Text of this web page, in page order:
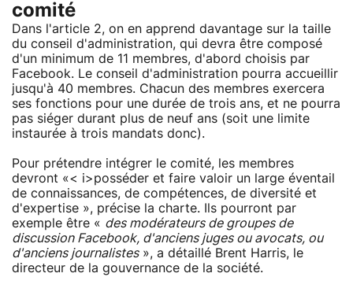
comité
Dans l'article 2, on en apprend davantage sur la taille
du conseil d'administration, qui devra être composé
d'un minimum de 11 membres, d'abord choisis par
Facebook. Le conseil d'administration pourra accueillir
jusqu'à 40 membres. Chacun des membres exercera
ses fonctions pour une durée de trois ans, et ne pourra
pas siéger durant plus de neuf ans (soit une limite
instaurée à trois mandats donc).
Pour prétendre intégrer le comité, les membres
devront «< i>posséder et faire valoir un large éventail
de connaissances, de compétences, de diversité et
d'expertise », précise la charte. Ils pourront par
exemple être « des modérateurs de groupes de
discussion Facebook, d'anciens juges ou avocats, ou
d'anciens journalistes», a détaillé Brent Harris, le
directeur de la gouvernance de la société.